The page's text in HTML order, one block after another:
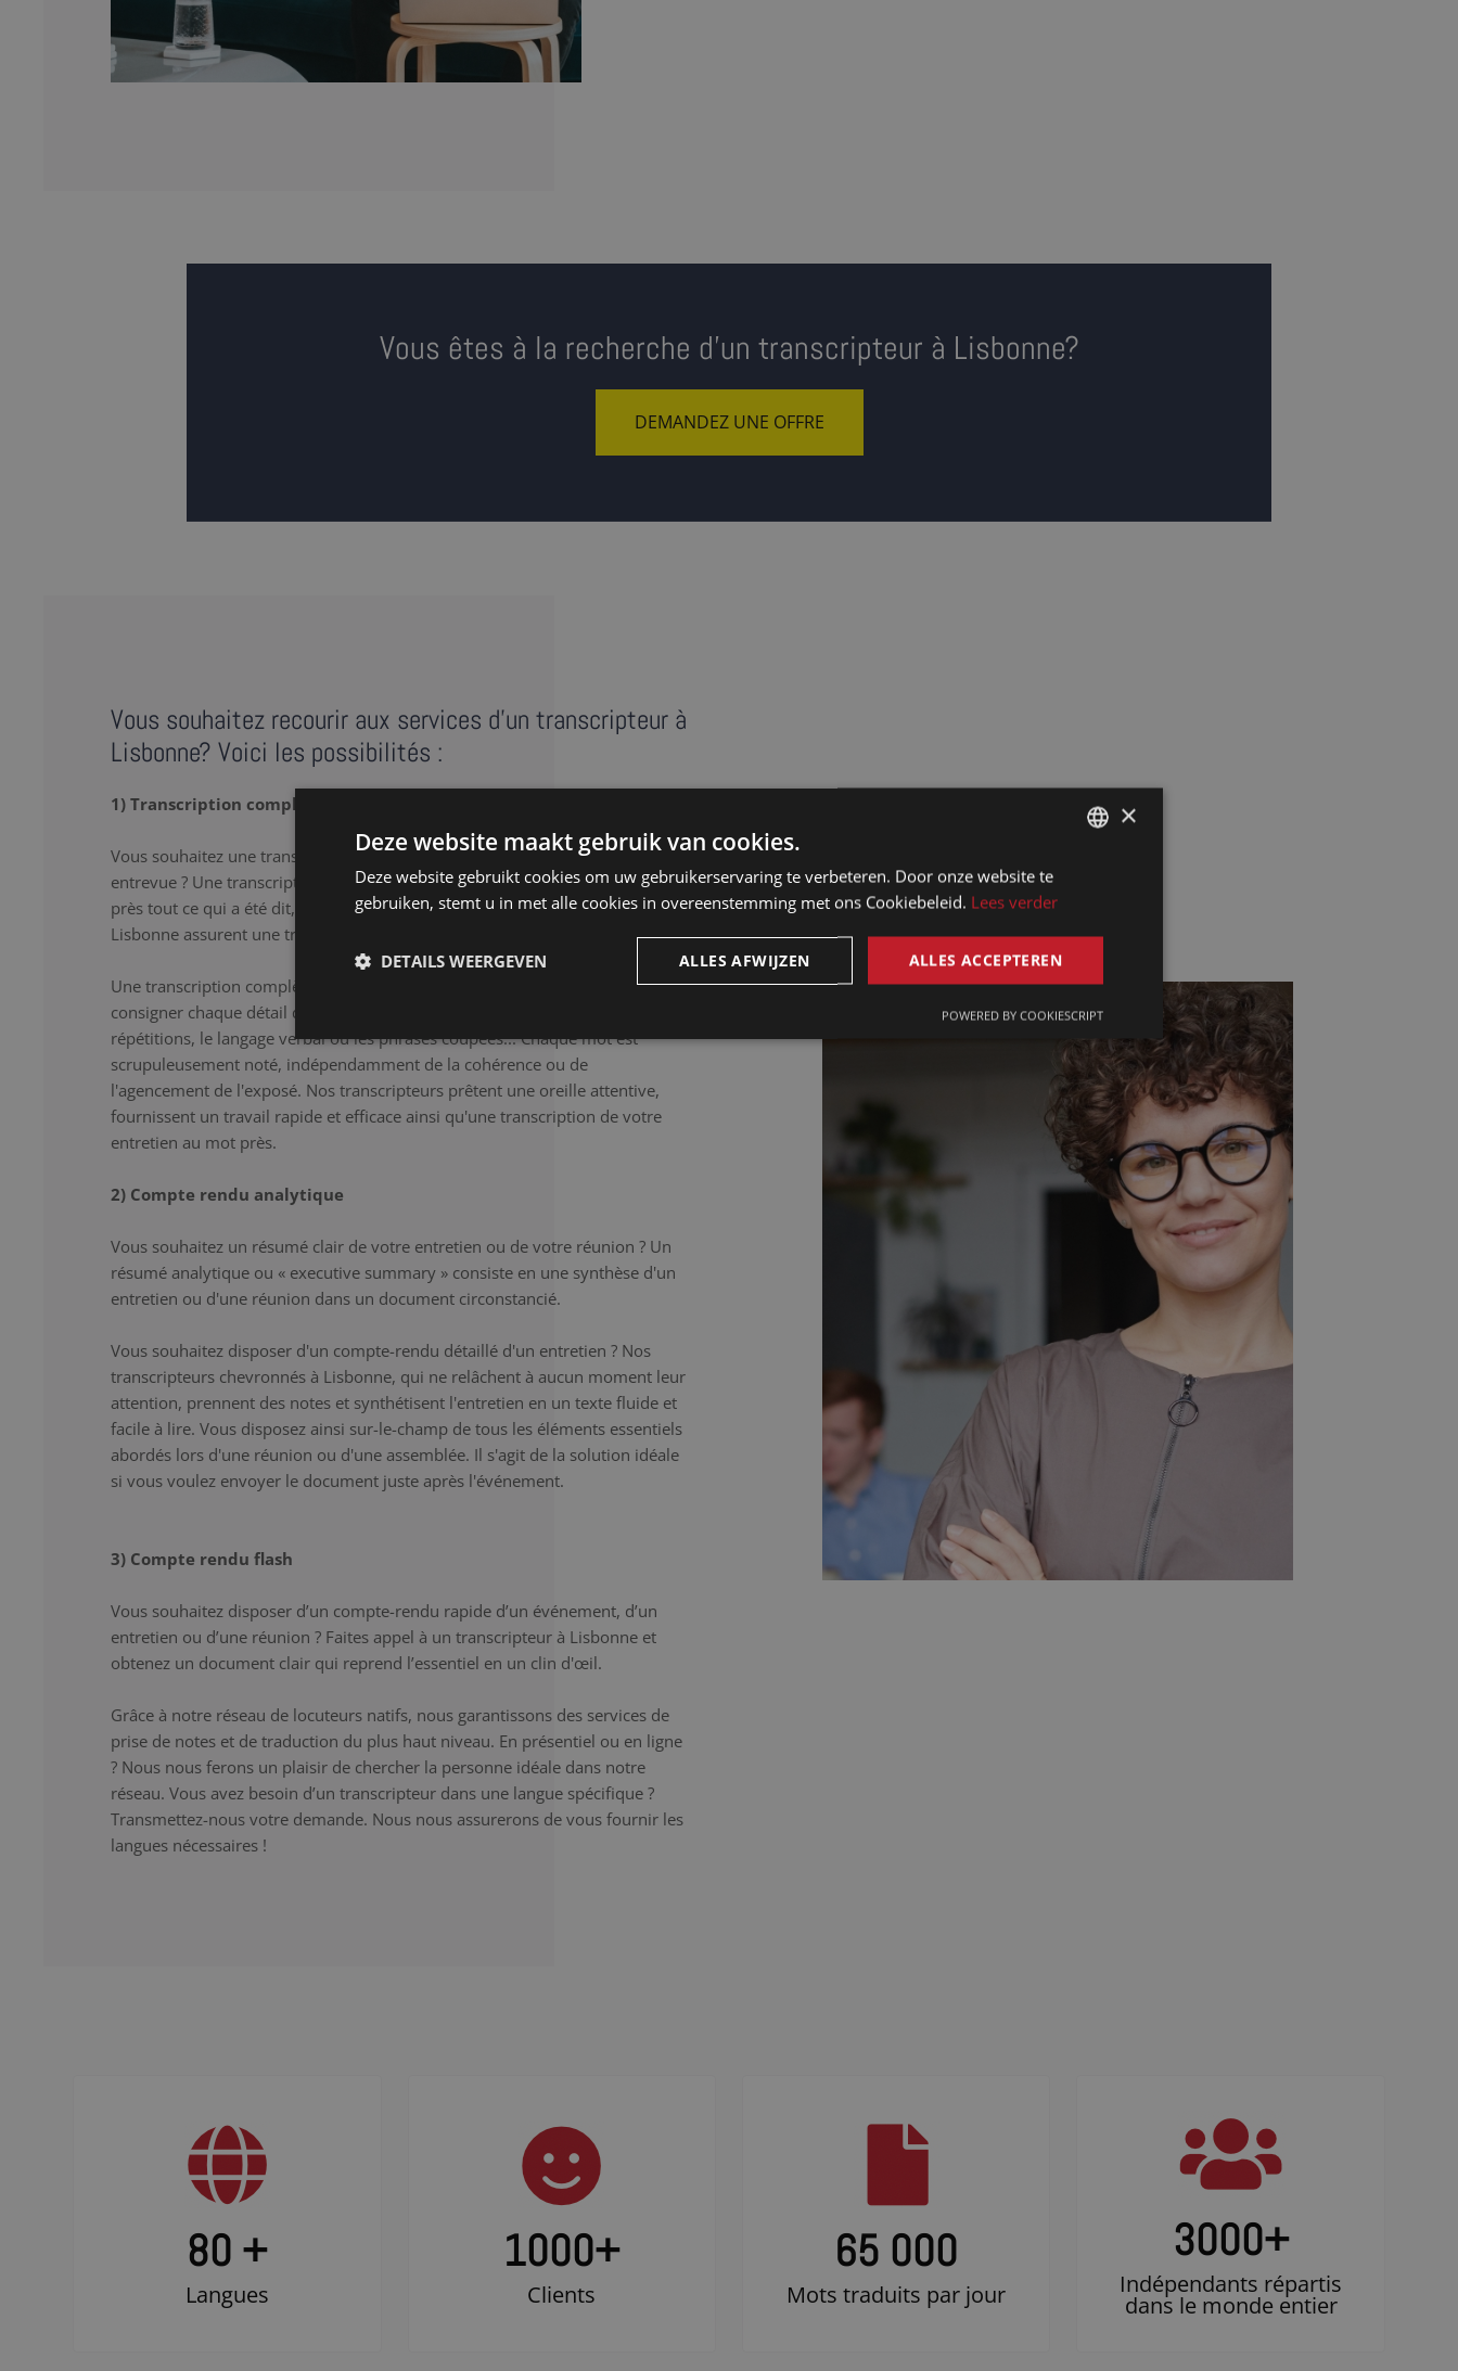
Vous êtes à la recherche d’un transcripteur à Lisbonne?
DEMANDEZ UNE OFFRE
Vous souhaitez recourir aux services d'un transcripteur à
Lisbonne? Voici les possibilités :
1) Transcription complète
Vous souhaitez une transcription verbatim de votre réunion, entretien ou
entrevue ? Une transcription complète ou « full transcript » reprend au mot
près tout ce qui a été dit, y compris les 'hum’ et les ‘euh’. Nos transcripteurs à
Lisbonne assurent une transcription correcte et détaillée.
Une transcription complète constitue la solution idéale si vous souhaitez
consigner chaque détail de l'entretien au mot près. Les tics de langage, les
répétitions, le langage verbal ou les phrases coupées... Chaque mot est
scrupuleusement noté, indépendamment de la cohérence ou de
l'agencement de l'exposé. Nos transcripteurs prêtent une oreille attentive,
fournissent un travail rapide et efficace ainsi qu'une transcription de votre
entretien au mot près.
2) Compte rendu analytique
Vous souhaitez un résumé clair de votre entretien ou de votre réunion ? Un
résumé analytique ou « executive summary » consiste en une synthèse d'un
entretien ou d'une réunion dans un document circonstancié.
Vous souhaitez disposer d'un compte-rendu détaillé d'un entretien ? Nos
transcripteurs chevronnés à Lisbonne, qui ne relâchent à aucun moment leur
attention, prennent des notes et synthétisent l'entretien en un texte fluide et
facile à lire. Vous disposez ainsi sur-le-champ de tous les éléments essentiels
abordés lors d'une réunion ou d'une assemblée. Il s'agit de la solution idéale
si vous voulez envoyer le document juste après l'événement.
3) Compte rendu flash
Vous souhaitez disposer d’un compte-rendu rapide d’un événement, d’un
entretien ou d’une réunion ? Faites appel à un transcripteur à Lisbonne et
obtenez un document clair qui reprend l’essentiel en un clin d'œil.
Grâce à notre réseau de locuteurs natifs, nous garantissons des services de
prise de notes et de traduction du plus haut niveau. En présentiel ou en ligne
? Nous nous ferons un plaisir de chercher la personne idéale dans notre
réseau. Vous avez besoin d’un transcripteur dans une langue spécifique ?
Transmettez-nous votre demande. Nous nous assurerons de vous fournir les
langues nécessaires !
80 +
Langues
1000+
Clients
65 000
Mots traduits par jour
3000+
Indépendants répartis
dans le monde entier
FRENCH
ENGLISH
×
Deze website maakt gebruik van cookies.
Deze website gebruikt cookies om uw gebruikerservaring te verbeteren. Door onze website te
gebruiken, stemt u in met alle cookies in overeenstemming met ons Cookiebeleid. Lees verder
ALLES ACCEPTEREN
ALLES AFWIJZEN
DETAILS WEERGEVEN
POWERED BY COOKIESCRIPT